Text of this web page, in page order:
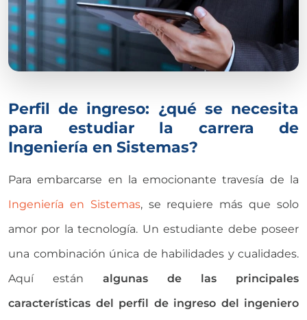
Perfil de ingreso: ¿qué se necesita
para estudiar la carrera de
Ingeniería en Sistemas?
Para embarcarse en la emocionante travesía de la
Ingeniería en Sistemas, se requiere más que solo
amor por la tecnología. Un estudiante debe poseer
una combinación única de habilidades y cualidades.
Aquí están algunas de las principales
características del perfil de ingreso del ingeniero